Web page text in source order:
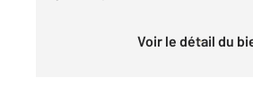
Voir le détail du